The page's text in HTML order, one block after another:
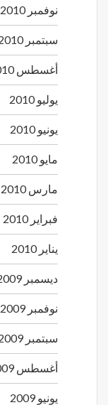
نوفمبر 2010
سبتمبر 2010
أغسطس 2010
يوليو 2010
يونيو 2010
مايو 2010
مارس 2010
فبراير 2010
يناير 2010
ديسمبر 2009
نوفمبر 2009
سبتمبر 2009
أغسطس 2009
يونيو 2009